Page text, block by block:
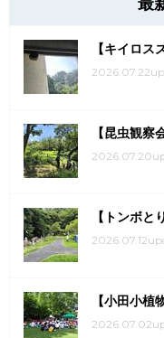
【キイロ
【昆虫観察
【トンボ
【小田小植